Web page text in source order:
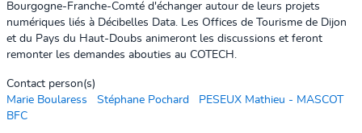
Bourgogne-Franche-Comté d'échanger autour de leurs projets
numériques liés à Décibelles Data. Les Offices de Tourisme de Dijon
et du Pays du Haut-Doubs animeront les discussions et feront
remonter les demandes abouties au COTECH.
Contact person(s)
Marie Boularess
Stéphane Pochard
PESEUX Mathieu - MASCOT
BFC